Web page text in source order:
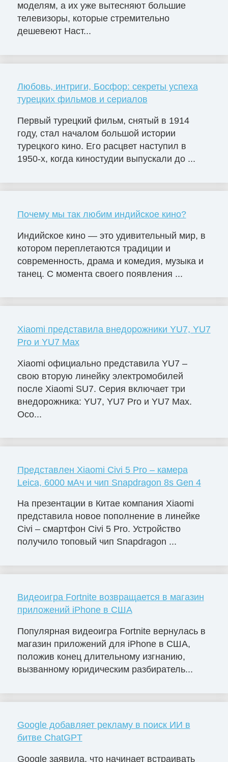
моделям, а их уже вытесняют большие
телевизоры, которые стремительно
дешевеют Наст...
Любовь, интриги, Босфор: секреты успеха
турецких фильмов и сериалов
Первый турецкий фильм, снятый в 1914
году, стал началом большой истории
турецкого кино. Его расцвет наступил в
1950-х, когда киностудии выпускали до ...
Почему мы так любим индийское кино?
Индийское кино — это удивительный мир, в
котором переплетаются традиции и
современность, драма и комедия, музыка и
танец. С момента своего появления ...
Xiaomi представила внедорожники YU7, YU7
Pro и YU7 Max
Xiaomi официально представила YU7 –
свою вторую линейку электромобилей
после Xiaomi SU7. Серия включает три
внедорожника: YU7, YU7 Pro и YU7 Max.
Осо...
Представлен Xiaomi Civi 5 Pro – камера
Leica, 6000 мАч и чип Snapdragon 8s Gen 4
На презентации в Китае компания Xiaomi
представила новое пополнение в линейке
Civi – смартфон Civi 5 Pro. Устройство
получило топовый чип Snapdragon ...
Видеоигра Fortnite возвращается в магазин
приложений iPhone в США
Популярная видеоигра Fortnite вернулась в
магазин приложений для iPhone в США,
положив конец длительному изгнанию,
вызванному юридическим разбиратель...
Google добавляет рекламу в поиск ИИ в
битве ChatGPT
Google заявила, что начинает встраивать